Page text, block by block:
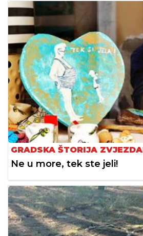
GRADSKA ŠTORIJA
Ne u more, tek ste jeli!